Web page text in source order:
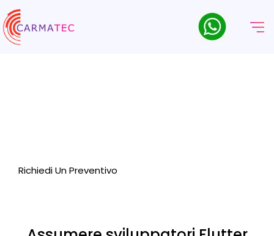
Richiedi Un Preventivo